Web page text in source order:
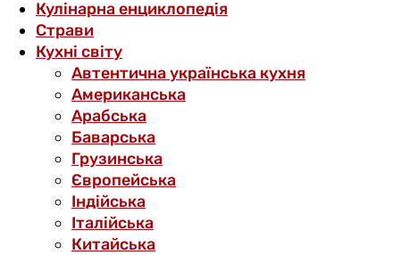
Кулінарна енциклопедія
Страви
Кухні світу
Автентична українська кухня
Американська
Арабська
Баварська
Грузинська
Європейська
Індійська
Італійська
Китайська